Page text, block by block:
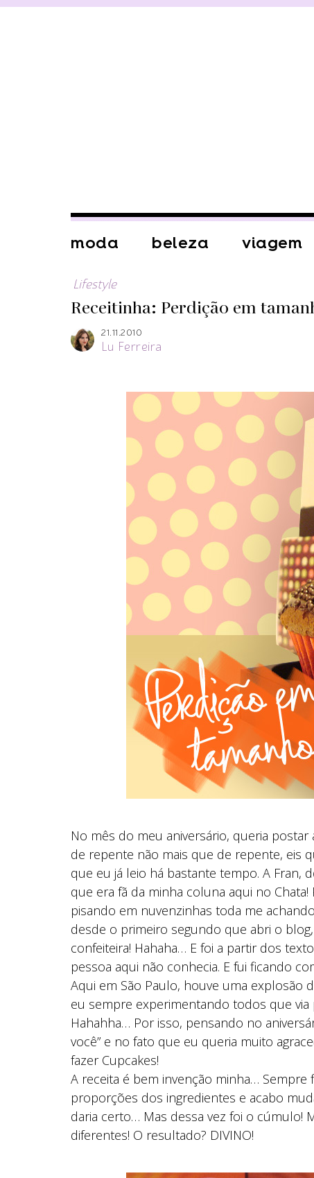
moda beleza viagem
Lifestyle
Receitinha: Perdição em
21.11.2010
Lu Ferreira
No mês do meu aniversário, queria
de repente não mais que de repente, eis
que eu já leio há bastante tempo. A Fran,
que era fã da minha coluna aqui no
pisando em nuvenzinhas toda me
desde o primeiro segundo que abri o
confeiteira! Hahaha… E foi a partir dos
pessoa aqui não conhecia. E fui ficando
Aqui em São Paulo, houve uma explosão
eu sempre experimentando todos que via
Hahahha… Por isso, pensando no
você” e no fato que eu queria muito
fazer Cupcakes!
A receita é bem invenção minha…
proporções dos ingredientes e acabo
daria certo… Mas dessa vez foi o cúmulo!
diferentes! O resultado? DIVINO!